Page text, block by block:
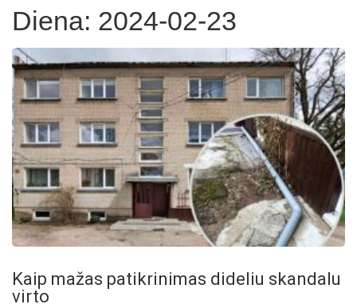
Diena: 2024-02-23
Kaip mažas patikrinimas dideliu skandalu
virto